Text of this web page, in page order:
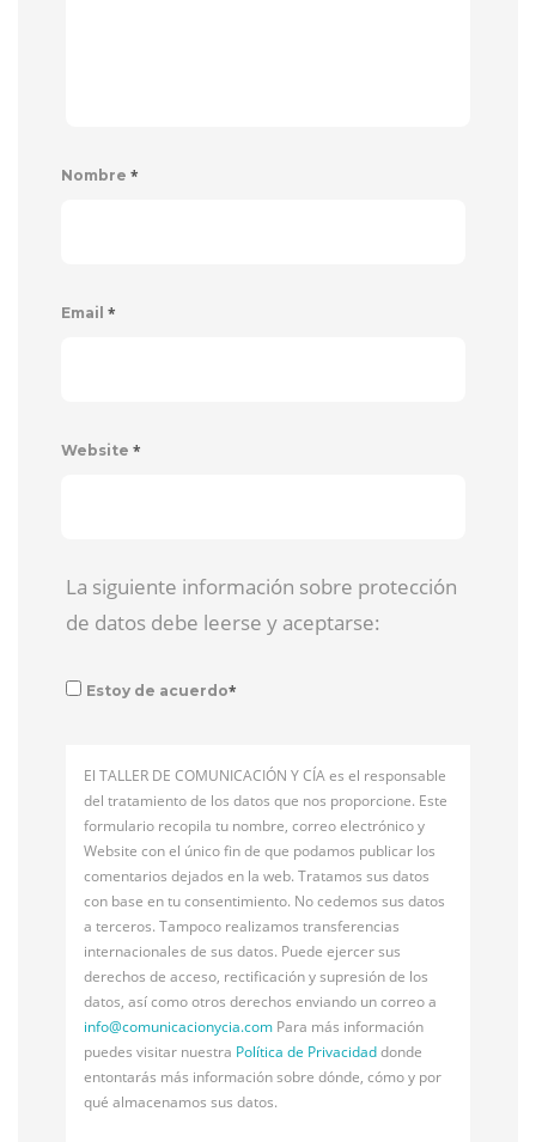
Nombre *
Email *
Website *
La siguiente información sobre protección
de datos debe leerse y aceptarse:
Estoy de acuerdo*
El TALLER DE COMUNICACIÓN Y CÍA es el responsable
del tratamiento de los datos que nos proporcione. Este
formulario recopila tu nombre, correo electrónico y
Website con el único fin de que podamos publicar los
comentarios dejados en la web. Tratamos sus datos
con base en tu consentimiento. No cedemos sus datos
a terceros. Tampoco realizamos transferencias
internacionales de sus datos. Puede ejercer sus
derechos de acceso, rectificación y supresión de los
datos, así como otros derechos enviando un correo a
info@comunicacionycia.com Para más información
puedes visitar nuestra Política de Privacidaddonde
entontarás más información sobre dónde, cómo y por
qué almacenamos sus datos.